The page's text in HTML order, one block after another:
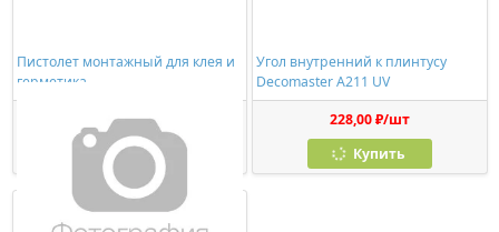
Пистолет монтажный для клея и
герметика
278,00 ₽/шт
Купить
Угол внутренний к плинтусу
Decomaster A211 UV
228,00 ₽/шт
Купить